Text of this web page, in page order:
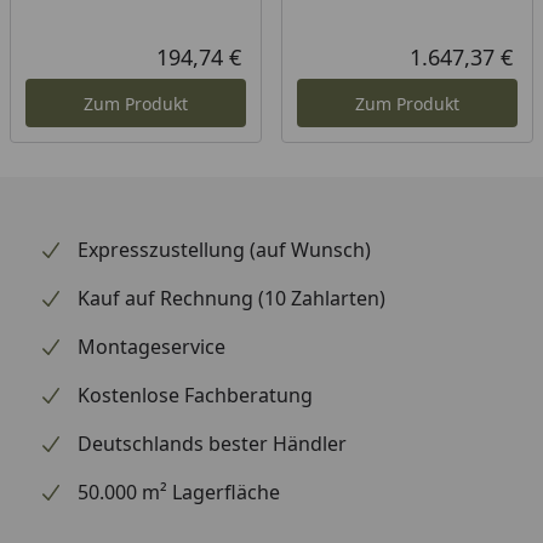
umbauter Raum
76,82 m³
Anzahl PKW
2
Pfosten, ohne Beton),
Aufbauanleitung
Dachrinnenbedarf
mit Fallrohren oder Metall
Dachrinnenset
Reiter "Zubehör")
Aktueller Preis
194,74 €
Zum Produkt
1.647,37 €
Zum Produkt
Expresszustellung (auf Wunsch)
Kauf auf Rechnung (10 Zahlarten)
Montageservice
Kostenlose Fachberatung
Deutschlands bester Händler
50.000 m² Lagerfläche